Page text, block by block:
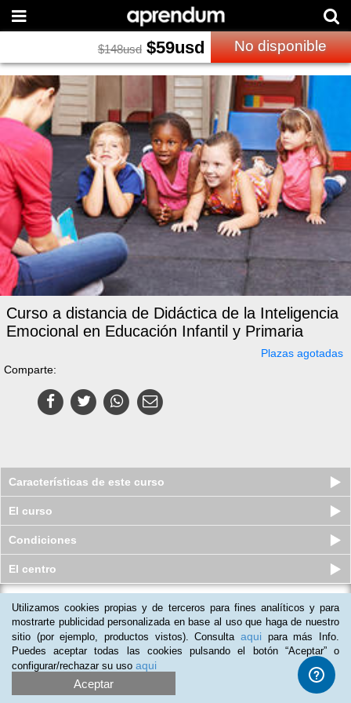
$148usd $59usd No disponible
Curso a distancia de Didáctica de la Inteligencia
Emocional en Educación Infantil y Primaria
Plazas agotadas
Comparte:
Características de este curso
El curso
Condiciones
El centro
Curso online de Necesidades
Educativas Especiales
Plazas agotadas
135usd $25usd
Utilizamos cookies propias y de terceros para fines analíticos y para
mostrarte publicidad personalizada en base al uso que haga de nuestro
sitio (por ejemplo, productos vistos). Consulta aqui para más Info.
Puedes aceptar todas las cookies pulsando el botón “Aceptar” o
configurar/rechazar su uso aqui
Aceptar